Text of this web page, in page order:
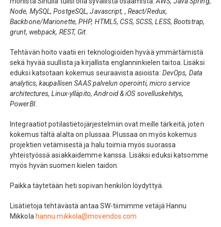
Node, MySQL, PostgeSQL, Javascript, , React/Redux,
Backbone/Marionette, PHP, HTML5, CSS, SCSS, LESS, Bootstrap,
grunt, webpack, REST, Git.
Tehtävän hoito vaatii eri teknologioiden hyvää ymmärtämistä
sekä hyvää suullista ja kirjallista englanninkielen taitoa. Lisäksi
eduksi katsotaan kokemus seuraavista asioista: DevOps, Data
analytics, kaupallisen SAAS palvelun operointi, micro service
architectures, Linux-ylläpito, Android & iOS sovelluskehitys,
PowerBI.
Integraatiot potilastietojärjestelmiin ovat meille tärkeitä, joten
kokemus tältä alalta on plussaa. Plussaa on myös kokemus
projektien vetämisestä ja halu toimia myös suorassa
yhteistyössä asiakkaidemme kanssa. Lisäksi eduksi katsomme
myös hyvän suomen kielen taidon.
Paikka täytetään heti sopivan henkilön löydyttyä.
Lisätietoja tehtävästä antaa SW-tiimimme vetäjä Hannu
Mikkola hannu.mikkola@movendos.com